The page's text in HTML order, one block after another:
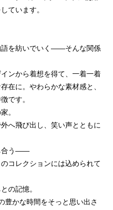
ています。
語を紡いでいく――そんな関係
ンから着想を得て、一着一着
在に。やわらかな素材感と、
です。
。
へ飛び出し、笑い声とともに
合う――
コレクションには込められて
の記憶。
豊かな時間をそっと思い出さ